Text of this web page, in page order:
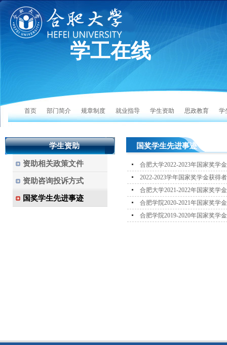
学工在线
首页 部门简介 规章制度 就业指导 学生资助 思政教育 学
学生资助
资助相关政策文件
资助咨询投诉方式
国奖学生先进事迹
国奖学生先进事迹
合肥大学2022-2023年国家奖学
2022-2023学年国家奖学金获得
合肥大学2021-2022年国家奖学
合肥学院2020-2021年国家奖学
合肥学院2019-2020年国家奖学